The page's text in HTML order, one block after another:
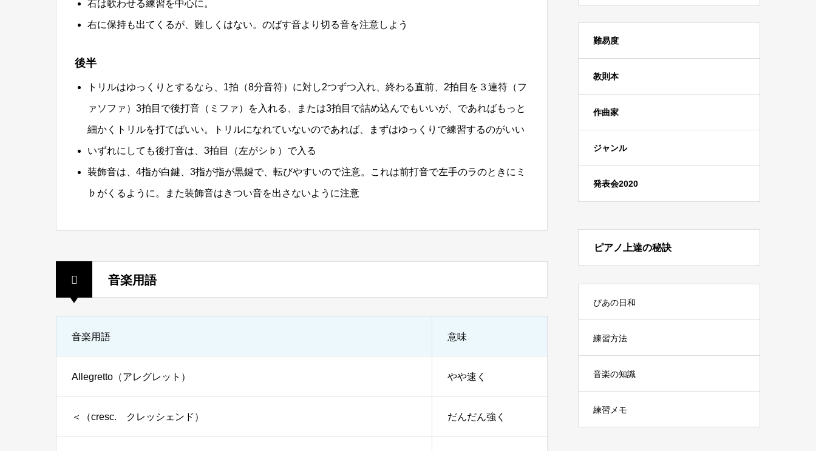
右は歌わせる練習を中心に。
右に保持も出てくるが、難しくはない。のばす音より切る音を注意しよう
後半
トリルはゆっくりとするなら、1拍（8分音符）に対し2つずつ入れ、終わる直前、2拍目を３連符（フ
ァソファ）3拍目で後打音（ミファ）を入れる、または3拍目で詰め込んでもいいが、であればもっと
細かくトリルを打てばいい。トリルになれていないのであれば、まずはゆっくりで練習するのがいい
いずれにしても後打音は、3拍目（左がシ♭）で入る
装飾音は、4指が白鍵、3指が指が黒鍵で、転びやすいので注意。これは前打音で左手のラのときにミ
♭がくるように。また装飾音はきつい音を出さないように注意
音楽用語
音楽用語 意味
Allegretto（アレグレット） やや速く
＜（cresc. クレッシェンド） だんだん強く
難易度
教則本
作曲家
ジャンル
発表会2020
ピアノ上達の秘訣
ぴあの日和
練習方法
音楽の知識
練習メモ